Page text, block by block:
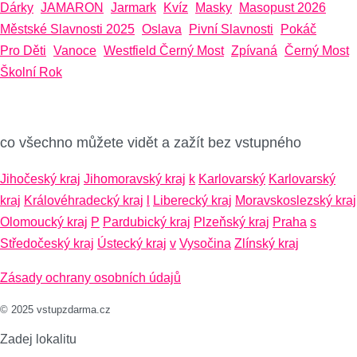
Dárky JAMARON Jarmark Kvíz Masky
Masopust 2026
Městské Slavnosti 2025 Oslava Pivní Slavnosti
Pokáč
Pro Děti Vanoce Westfield Černý Most Zpívaná Černý Most
Školní Rok
co všechno můžete vidět a zažít bez vstupného
Jihočeský kraj Jihomoravský kraj k Karlovarský Karlovarský
kraj Královéhradecký kraj Liberecký kraj Moravskoslezský kraj
Olomoucký kraj P Pardubický kraj Plzeňský kraj Praha s
Středočeský kraj Ústecký kraj v Vysočina Zlínský kraj
Zásady ochrany osobních údajů
© 2025 vstupzdarma.cz
Zadej lokalitu